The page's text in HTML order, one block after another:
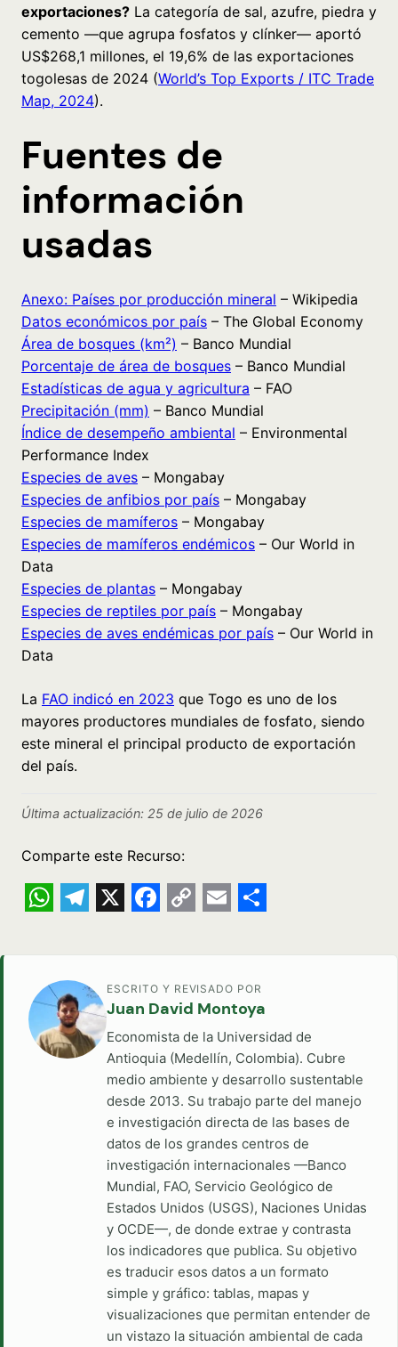
exportaciones? La categoría de sal, azufre, piedra y
cemento —que agrupa fosfatos y clínker— aportó
US$268,1 millones, el 19,6% de las exportaciones
togolesas de 2024 (World’s Top Exports / ITC Trade
Map, 2024).
Fuentes de
información
usadas
Anexo: Países por producción mineral – Wikipedia
Datos económicos por país – The Global Economy
Área de bosques (km²) – Banco Mundial
Porcentaje de área de bosques – Banco Mundial
Estadísticas de agua y agricultura – FAO
Precipitación (mm) – Banco Mundial
Índice de desempeño ambiental – Environmental
Performance Index
Especies de aves – Mongabay
Especies de anfibios por país – Mongabay
Especies de mamíferos – Mongabay
Especies de mamíferos endémicos – Our World in
Data
Especies de plantas – Mongabay
Especies de reptiles por país – Mongabay
Especies de aves endémicas por país – Our World in
Data
La FAO indicó en 2023 que Togo es uno de los
mayores productores mundiales de fosfato, siendo
este mineral el principal producto de exportación
del país.
Última actualización: 25 de julio de 2026
Comparte este Recurso:
ESCRITO Y REVISADO POR
Juan David Montoya
Economista de la Universidad de
Antioquia (Medellín, Colombia). Cubre
medio ambiente y desarrollo sustentable
desde 2013. Su trabajo parte del manejo
e investigación directa de las bases de
datos de los grandes centros de
investigación internacionales —Banco
Mundial, FAO, Servicio Geológico de
Estados Unidos (USGS), Naciones Unidas
y OCDE—, de donde extrae y contrasta
los indicadores que publica. Su objetivo
es traducir esos datos a un formato
simple y gráfico: tablas, mapas y
visualizaciones que permitan entender de
un vistazo la situación ambiental de cada